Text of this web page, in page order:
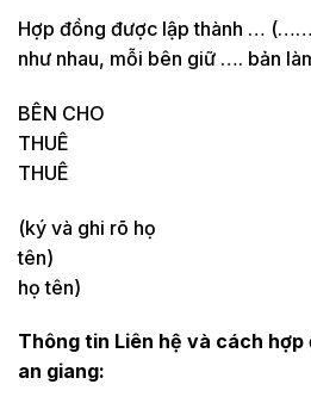
Hợp đồng được lập thành …
như nhau, mỗi bên giữ …. bản
BÊN CHO
THUÊ
THUÊ
(ký và ghi rõ họ
tên) (ký
họ tên)
Thông tin Liên hệ và cách hợp
an giang: